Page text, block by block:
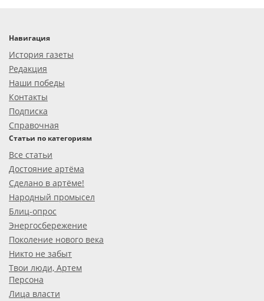
Навигация
История газеты
Редакция
Наши победы
Контакты
Подписка
Справочная
Статьи по категориям
Все статьи
Достояние артёма
Сделано в артёме!
Народный промысел
Блиц-опрос
Энергосбережение
Поколение нового века
Никто не забыт
Твои люди, Артем
Персона
Лица власти